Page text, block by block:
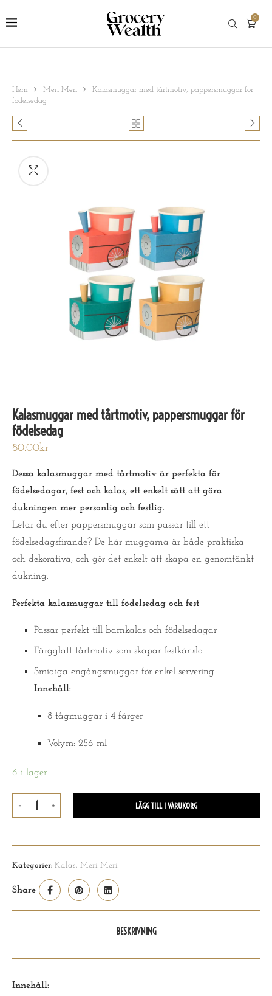
0
Hem Meri Meri
Kalasmuggar med tårtmotiv, pappersmuggar för
födelsedag
Kalasmuggar med tårtmotiv, pappersmuggar för
födelsedag
80.00kr
Dessa kalasmuggar med tårtmotiv är perfekta för
födelsedagar, fest och kalas, ett enkelt sätt att göra
dukningen mer personlig och festlig.
Letar du efter pappersmuggar som passar till ett
födelsedagsfirande? De här muggarna är både praktiska
och dekorativa, och gör det enkelt att skapa en genomtänkt
dukning.
Perfekta kalasmuggar till födelsedag och fest
Passar perfekt till barnkalas och födelsedagar
Färgglatt tårtmotiv som skapar festkänsla
Smidiga engångsmuggar för enkel servering
Innehåll:
8 tågmuggar i 4 färger
Volym: 256 ml
6 i lager
LÄGG TILL I VARUKORG
Kategorier: Kalas, Meri Meri
Share
BESKRIVNING
Innehåll: